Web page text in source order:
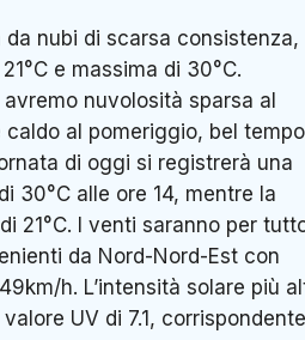
nubi di scarsa consistenza,
e massima di 30°C.
nuvolosità sparsa al
al pomeriggio, bel tempo
di oggi si registrerà una
30°C alle ore 14, mentre la
21°C. I venti saranno per
da Nord-Nord-Est con
h. L’intensità solare più
UV di 7.1, corrispondente